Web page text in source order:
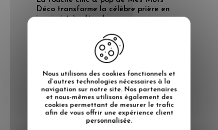
Déco transforme la célèbre prière en
imprimé très déco !
Notre gamme carterie propose des
petits formats de carte imprimées sur
un beau papier lisse haut de gamme,
300gr. Ces Collections se renouvellent
au gré des saisons.
Tous nos produits sont 100% fabriqués
en France, nous fabriquons tous nos
tableaux de façon artisanale dans
notre atelier de Toulon, sous le soleil de
Nous utilisons des cookies fonctionnels et
d’autres technologies nécessaires à la
navigation sur notre site. Nos partenaires
et nous-mêmes utilisons également des
cookies permettant de mesurer le trafic
afin de vous offrir une expérience client
personnalisée.